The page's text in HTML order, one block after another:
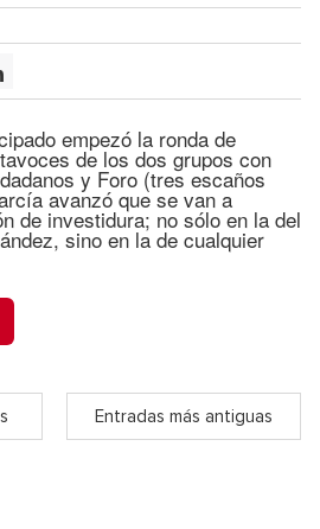
empezó la ronda de
de los dos grupos con
y Foro (tres escaños
avanzó que se van a
de investidura; no sólo en la del
sino en la de cualquier
Entradas más antiguas